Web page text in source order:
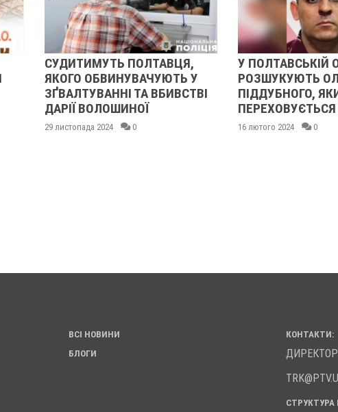
СУДИТИМУТЬ ПОЛТАВЦЯ,
ЯКОГО ОБВИНУВАЧУЮТЬ У
ЗҐВАЛТУВАННІ ТА ВБИВСТВІ
ДАРІЇ ВОЛОШИНОЇ
29 листопада 2024 0
У ПОЛТАВСЬКІЙ
РОЗШУКУЮТЬ
ПІДДУБНОГО,
ПЕРЕХОВУЄТЬСЯ
16 лютого 2024 0
ВСІ НОВИНИ
БЛОГИ
КОНТАКТИ:
СТРУКТУРА